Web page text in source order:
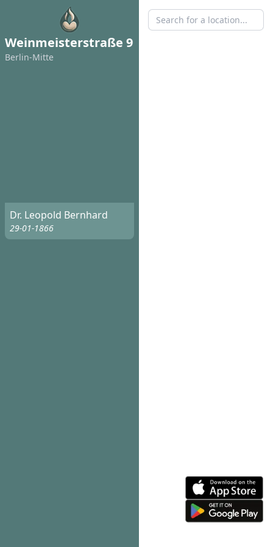
Weinmeisterstraße 9
Berlin-Mitte
Dr. Leopold Bernhard
29-01-1866